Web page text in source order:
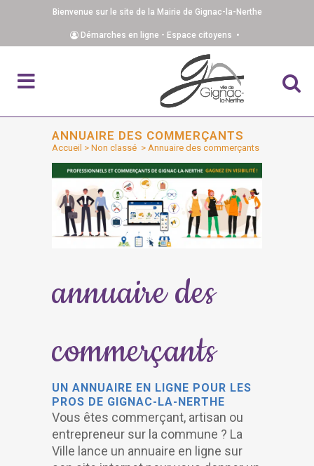
Bienvenue sur le site de la Mairie de Gignac-la-Nerthe
Démarches en ligne - Espace citoyens •
ANNUAIRE DES COMMERÇANTS
Accueil > Non classé > Annuaire des commerçants
annuaire des
commerçants
UN ANNUAIRE EN LIGNE POUR LES
PROS DE GIGNAC-LA-NERTHE
Vous êtes commerçant, artisan ou
entrepreneur sur la commune ? La
Ville lance un annuaire en ligne sur